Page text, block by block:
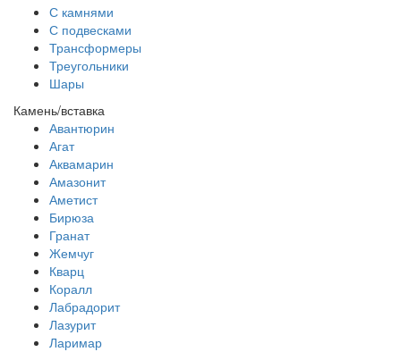
С камнями
С подвесками
Трансформеры
Треугольники
Шары
Камень/вставка
Авантюрин
Агат
Аквамарин
Амазонит
Аметист
Бирюза
Гранат
Жемчуг
Кварц
Коралл
Лабрадорит
Лазурит
Ларимар